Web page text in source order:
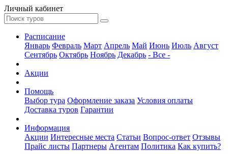
Личный кабинет
Расписание
Январь Февраль Март Апрель Май Июнь Июль Август
Сентябрь Октябрь Ноябрь Декабрь - Все -
Акции
Помощь
Выбор тура Оформление заказа Условия оплаты
Доставка туров Гарантии
Информация
Акции Интересные места Статьи Вопрос-ответ Отзывы
Прайс листы Партнеры Агентам Политика Как купить?